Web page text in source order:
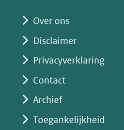
Over ons
Disclaimer
Privacyverklaring
Contact
Archief
Toegankelijkheid